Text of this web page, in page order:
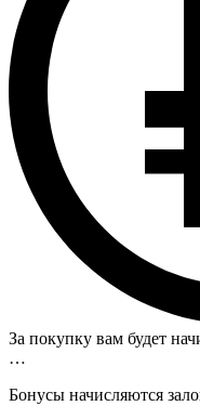
За покупку вам будет
…
Бонусы начисляются